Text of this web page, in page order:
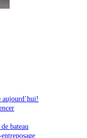
aujourd’hui!
bateau